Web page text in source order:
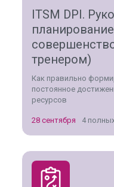
ITSM DPI.
тренером)
Как правильно
постоянное
ресурсов
28 сентября 4